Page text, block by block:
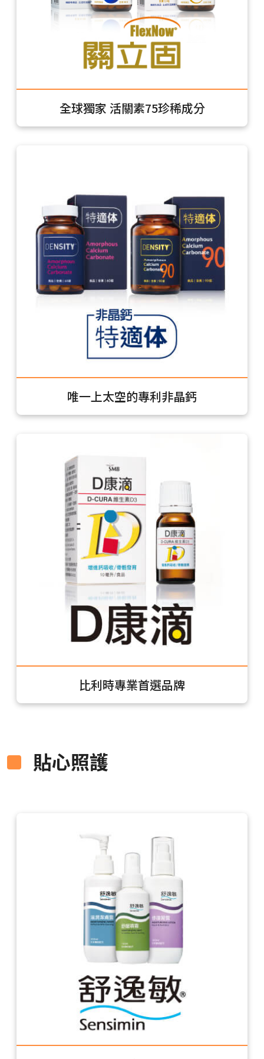
全球獨家 活關素75珍稀成分
唯一上太空的專利非晶鈣
比利時專業首選品牌
貼心照護